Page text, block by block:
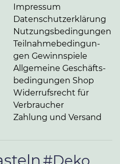
Impressum
Da­ten­schutz­er­klä­rung
Nut­zungs­be­din­gun­gen
Teil­nah­me­be­din­gun­
gen Gewinnspiele
Allgemeine Ge­schäfts­
be­din­gun­gen Shop
Widerrufsrecht für
Verbraucher
Zahlung und Versand
#Deko